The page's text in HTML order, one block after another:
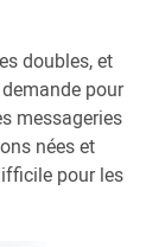
doubles, et
pour
messageries
nées et
pour les